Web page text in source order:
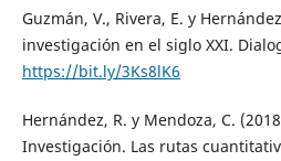
Guzmán, V., Rivera, E. y
investigación en el siglo XXI.
https://bit.ly/3Ks8lK6
Hernández, R. y Mendoza, C.
Investigación. Las rutas